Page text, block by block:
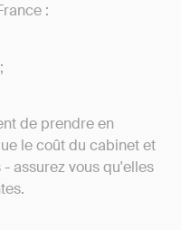
:
de prendre en
le coût du cabinet et
assurez vous qu'elles